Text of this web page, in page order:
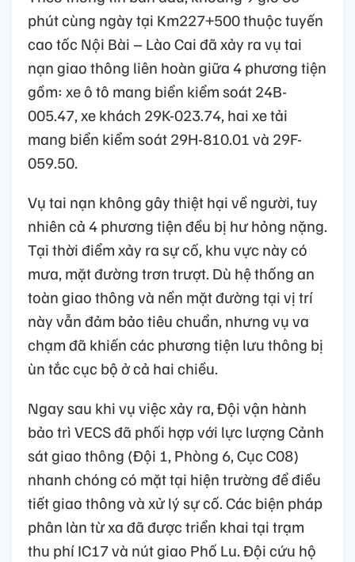
phút cùng ngày tại Km227+500 thuộc tuyến
cao tốc Nội Bài – Lào Cai đã xảy ra vụ tai
nạn giao thông liên hoàn giữa 4 phương tiện
gồm: xe ô tô mang biển kiểm soát 24B-
005.47, xe khách 29K-023.74, hai xe tải
mang biển kiểm soát 29H-810.01 và 29F-
059.50.
Vụ tai nạn không gây thiệt hại về người, tuy
nhiên cả 4 phương tiện đều bị hư hỏng nặng.
Tại thời điểm xảy ra sự cố, khu vực này có
mưa, mặt đường trơn trượt. Dù hệ thống an
toàn giao thông và nền mặt đường tại vị trí
này vẫn đảm bảo tiêu chuẩn, nhưng vụ va
chạm đã khiến các phương tiện lưu thông bị
ùn tắc cục bộ ở cả hai chiều.
Ngay sau khi vụ việc xảy ra, Đội vận hành
bảo trì VECS đã phối hợp với lực lượng Cảnh
sát giao thông (Đội 1, Phòng 6, Cục C08)
nhanh chóng có mặt tại hiện trường để điều
tiết giao thông và xử lý sự cố. Các biện pháp
phân làn từ xa đã được triển khai tại trạm
thu phí IC17 và nút giao Phố Lu. Đội cứu hộ